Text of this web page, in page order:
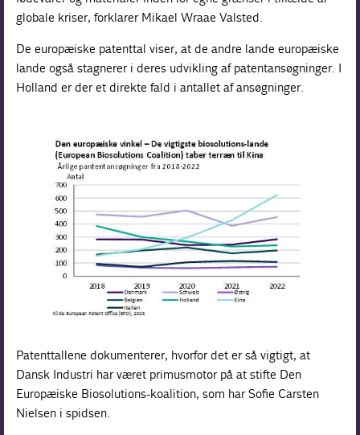
globale kriser, forklarer Mikael Wraae Valsted.
De europæiske patenttal viser, at de andre lande europæiske
lande også stagnerer i deres udvikling af patentansøgninger. I
Holland er der et direkte fald i antallet af ansøgninger.
Patenttallene dokumenterer, hvorfor det er så vigtigt, at
Dansk Industri har været primusmotor på at stifte Den
Europæiske Biosolutions-koalition, som har Sofie Carsten
Nielsen i spidsen.